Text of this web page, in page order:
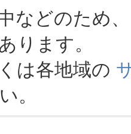
などのため
ります。
は各地域の
。